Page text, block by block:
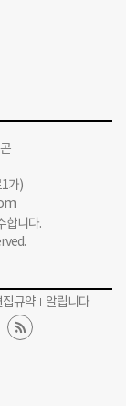
곤
가)
합니다.
집규약 알립니다